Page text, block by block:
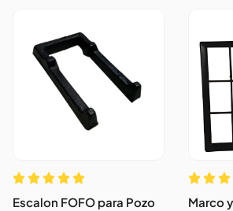
Escalon FOFO para Pozo
Marco